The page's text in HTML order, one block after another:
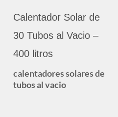
Calentador Solar de
30 Tubos al Vacio –
400 litros
calentadores solares de
tubos al vacio